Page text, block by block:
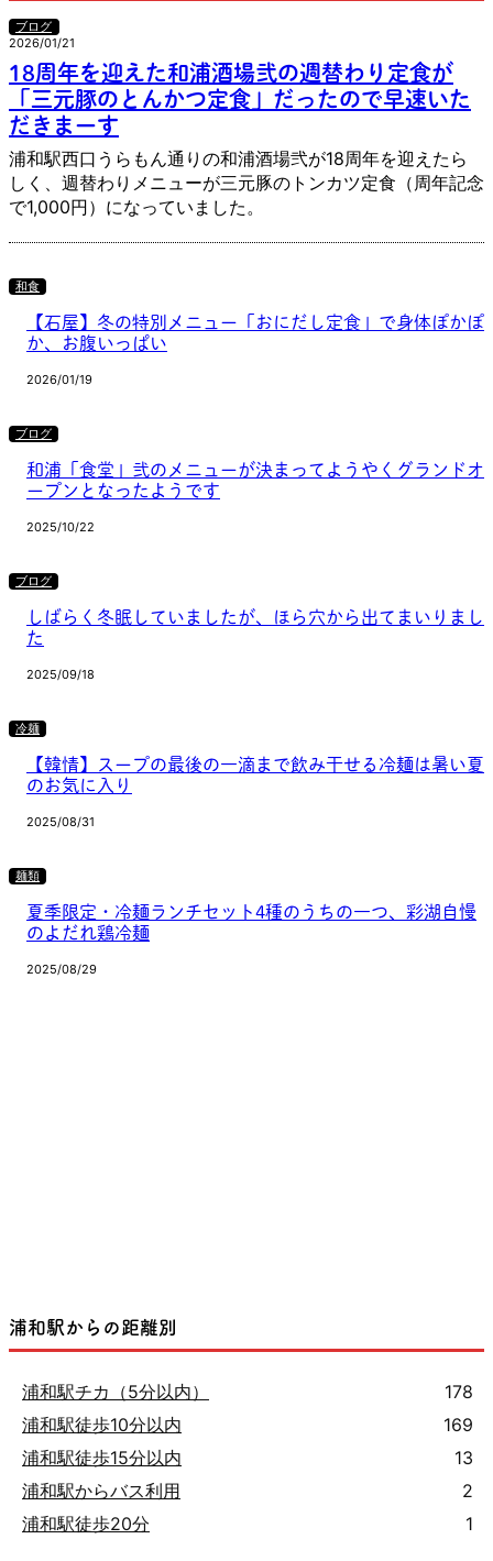
ブログ
2026/01/21
18周年を迎えた和浦酒場弐の週替わり定食が
「三元豚のとんかつ定食」だったので早速いた
だきまーす
浦和駅西口うらもん通りの和浦酒場弐が18周年を迎えたら
しく、週替わりメニューが三元豚のトンカツ定食（周年記念
で1,000円）になっていました。
和食
【石屋】冬の特別メニュー「おにだし定食」で身体ぽかぽ
か、お腹いっぱい
2026/01/19
ブログ
和浦「食堂」弐のメニューが決まってようやくグランドオ
ープンとなったようです
2025/10/22
ブログ
しばらく冬眠していましたが、ほら穴から出てまいりまし
た
2025/09/18
冷麺
【韓情】スープの最後の一滴まで飲み干せる冷麺は暑い夏
のお気に入り
2025/08/31
麺類
夏季限定・冷麺ランチセット4種のうちの一つ、彩湖自慢
のよだれ鶏冷麺
2025/08/29
浦和駅からの距離別
浦和駅チカ（5分以内）
178
浦和駅徒歩10分以内
169
浦和駅徒歩15分以内
13
浦和駅からバス利用
2
浦和駅徒歩20分
1